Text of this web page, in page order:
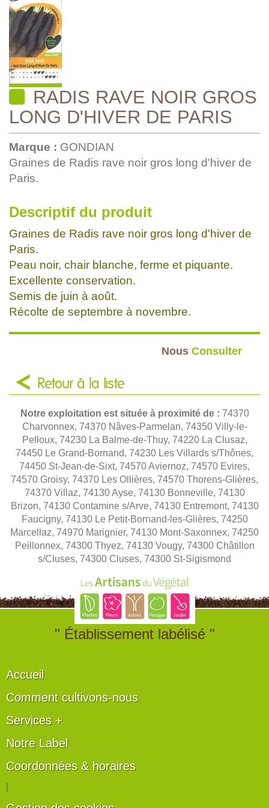
RADIS RAVE NOIR GROS
LONG D'HIVER DE PARIS
Marque : GONDIAN
Graines de Radis rave noir gros long d'hiver de
Paris.
Descriptif du produit
Graines de Radis rave noir gros long d'hiver de
Paris.
Peau noir, chair blanche, ferme et piquante.
Excellente conservation.
Semis de juin à août.
Récolte de septembre à novembre.
Nous Consulter
Retour à la liste
Notre exploitation est située à proximité de : 74370
Charvonnex, 74370 Nâves-Parmelan, 74350 Villy-le-
Pelloux, 74230 La Balme-de-Thuy, 74220 La Clusaz,
74450 Le Grand-Bornand, 74230 Les Villards s/Thônes,
74450 St-Jean-de-Sixt, 74570 Aviernoz, 74570 Evires,
74570 Groisy, 74370 Les Ollières, 74570 Thorens-Glières,
74370 Villaz, 74130 Ayse, 74130 Bonneville, 74130
Brizon, 74130 Contamine s/Arve, 74130 Entremont, 74130
Faucigny, 74130 Le Petit-Bornand-les-Glières, 74250
Marcellaz, 74970 Marignier, 74130 Mont-Saxonnex, 74250
Peillonnex, 74300 Thyez, 74130 Vougy, 74300 Châtillon
s/Cluses, 74300 Cluses, 74300 St-Sigismond
" Établissement labélisé "
Accueil
Comment cultivons-nous
Services +
Notre Label
Coordonnées & horaires